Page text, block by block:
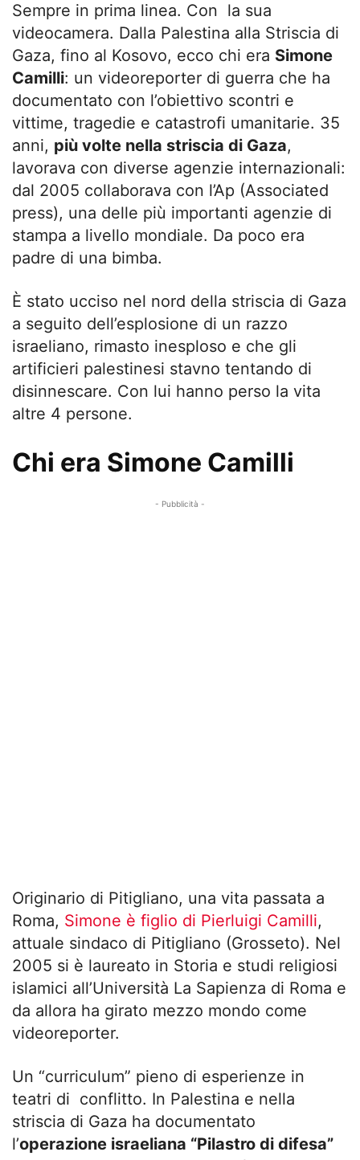
Sempre in prima linea. Con la sua
videocamera. Dalla Palestina alla Striscia di
Gaza, fino al Kosovo, ecco chi era Simone
Camilli: un videoreporter di guerra che ha
documentato con l’obiettivo scontri e
vittime, tragedie e catastrofi umanitarie. 35
anni, più volte nella striscia di Gaza,
lavorava con diverse agenzie internazionali:
dal 2005 collaborava con l’Ap (Associated
press), una delle più importanti agenzie di
stampa a livello mondiale. Da poco era
padre di una bimba.
È stato ucciso nel nord della striscia di Gaza
a seguito dell’esplosione di un razzo
israeliano, rimasto inesploso e che gli
artificieri palestinesi stavno tentando di
disinnescare. Con lui hanno perso la vita
altre 4 persone.
Chi era Simone Camilli
- Pubblicità -
Originario di Pitigliano, una vita passata a
Roma, Simone è figlio di Pierluigi Camilli,
attuale sindaco di Pitigliano (Grosseto). Nel
2005 si è laureato in Storia e studi religiosi
islamici all’Università La Sapienza di Roma e
da allora ha girato mezzo mondo come
videoreporter.
Un “curriculum” pieno di esperienze in
teatri di conflitto. In Palestina e nella
striscia di Gaza ha documentato
l’operazione israeliana “Pilastro di difesa”